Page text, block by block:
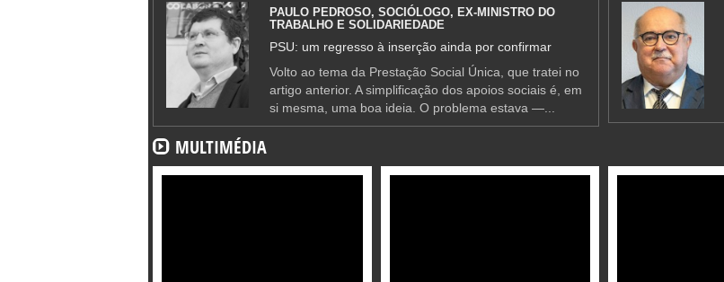
PAULO PEDROSO, SOCIÓLOGO, EX-MINISTRO DO
TRABALHO E SOLIDARIEDADE
PSU: um regresso à inserção ainda por confirmar
Volto ao tema da Prestação Social Única, que tratei no
artigo anterior. A simplificação dos apoios sociais é, em
si mesma, uma boa ideia. O problema estava —...
MULTIMÉDIA